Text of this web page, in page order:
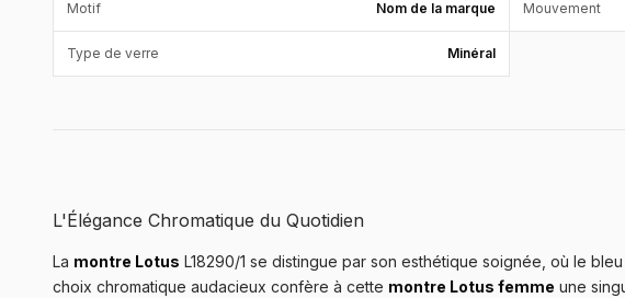
Motif Nom de la marque Mouvement
Type de verre Minéral
L'Élégance Chromatique du Quotidien
La montre Lotus L18290/1 se distingue par son esthétique soignée, où le
choix chromatique audacieux confère à cette montre Lotus femme une